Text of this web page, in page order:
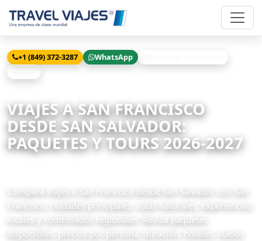
+1 (849) 372-3287 WhatsApp
VIAJES A SAN FRANCISCO
DESDE SAN SALVADOR:
PAQUETES Y TOURS 2026-2027
Compara viajes a San Francisco desde San Salvador con San
Francisco, ciudades principales, rutas naturales, experiencias
locales y combinados regionales. Revisa paquetes
disponibles, precios por persona, duración, hoteles, vuelos